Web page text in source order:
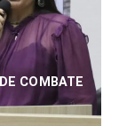
COMBATE